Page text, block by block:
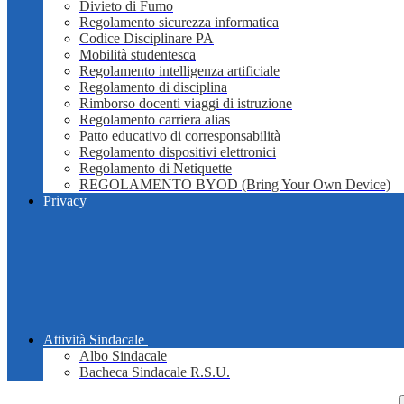
Divieto di Fumo
Regolamento sicurezza informatica
Codice Disciplinare PA
Mobilità studentesca
Regolamento intelligenza artificiale
Regolamento di disciplina
Rimborso docenti viaggi di istruzione
Regolamento carriera alias
Patto educativo di corresponsabilità
Regolamento dispositivi elettronici
Regolamento di Netiquette
REGOLAMENTO BYOD (Bring Your Own Device)
Privacy
Attività Sindacale
Albo Sindacale
Bacheca Sindacale R.S.U.